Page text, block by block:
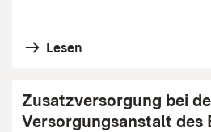
Lesen
Zusatzversorgung bei
Versorgungsanstalt des